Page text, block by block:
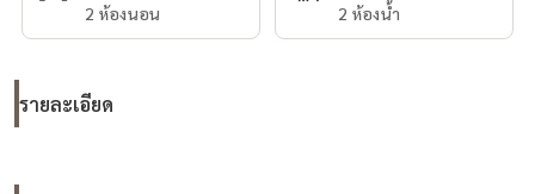
2 ห้องนอน
2 ห้องน้ำ
รายละเอียด